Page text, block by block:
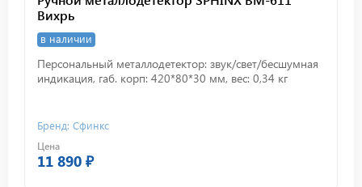
Вихрь
в наличии
Персональный металлодетектор: звук/свет/бесшумная
индикация, габ. корп: 420*80*30 мм, вес: 0,34 кг
Бренд: Сфинкс
Цена
11 890 ₽